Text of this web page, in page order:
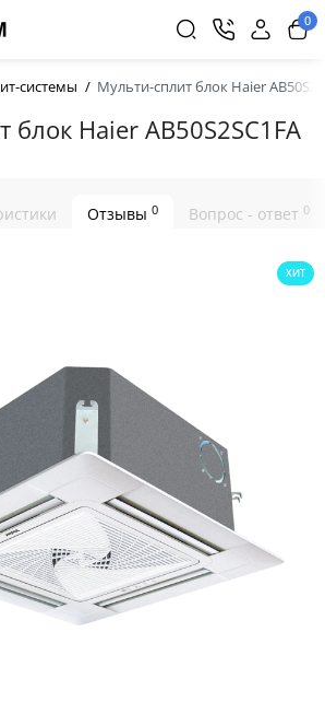
0
системы Мульти-сплит блок Haier
блок Haier AB50S2SC1FA
Отзывы 0 Вопрос - ответ 0
ХИТ